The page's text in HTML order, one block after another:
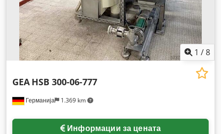
1 /8
Германија 1.369 km
GEA HSB 300-06-777
Информации за цената